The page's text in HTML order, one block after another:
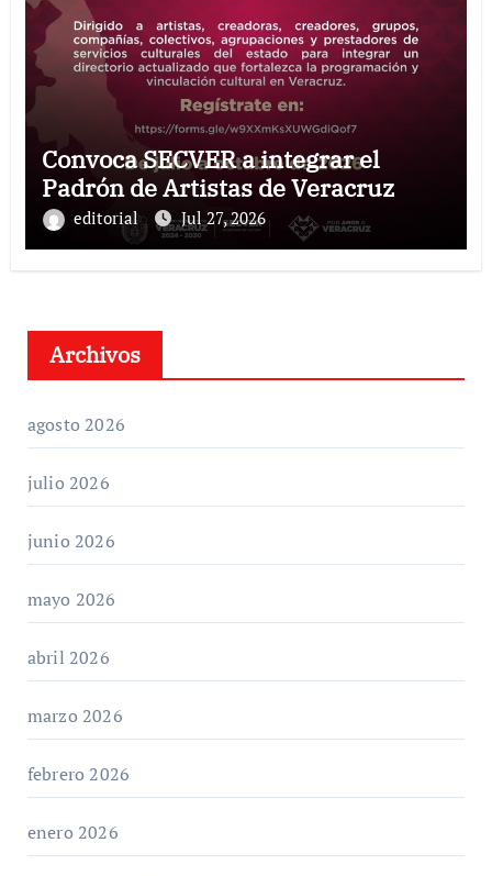
Convoca SECVER a integrar el
Padrón de Artistas de Veracruz
editorial Jul 27, 2026
Archivos
agosto 2026
julio 2026
junio 2026
mayo 2026
abril 2026
marzo 2026
febrero 2026
enero 2026